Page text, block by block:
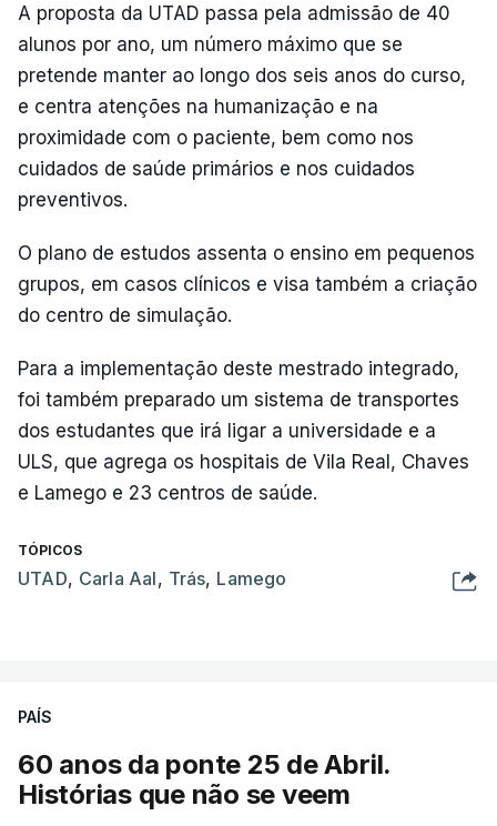
A proposta da UTAD passa pela admissão de 40
alunos por ano, um número máximo que se
pretende manter ao longo dos seis anos do curso,
e centra atenções na humanização e na
proximidade com o paciente, bem como nos
cuidados de saúde primários e nos cuidados
preventivos.
O plano de estudos assenta o ensino em pequenos
grupos, em casos clínicos e visa também a criação
do centro de simulação.
Para a implementação deste mestrado integrado,
foi também preparado um sistema de transportes
dos estudantes que irá ligar a universidade e a
ULS, que agrega os hospitais de Vila Real, Chaves
e Lamego e 23 centros de saúde.
TÓPICOS
UTAD, Carla Aal, Trás, Lamego
PAÍS
60 anos da ponte 25 de Abril.
Histórias que não se veem